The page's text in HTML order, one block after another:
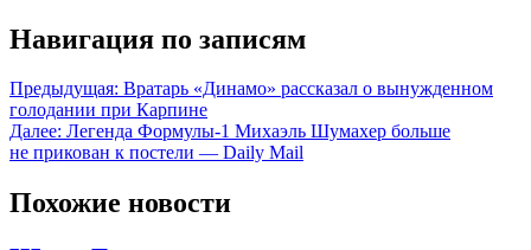
Навигация по записям
Предыдущая: Вратарь «Динамо» рассказал о вынужденном
голодании при Карпине
Далее: Легенда Формулы-1 Михаэль Шумахер больше
не прикован к постели — Daily Mail
Похожие новости